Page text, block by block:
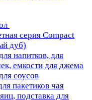
серия Compact
дуб)
напитков, для
емкости для джема
соусов
пакетиков чая
подставка для